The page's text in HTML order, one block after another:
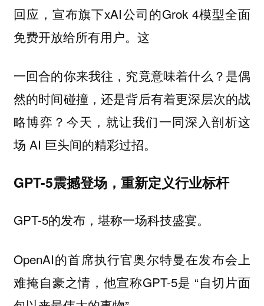
回应，宣布旗下xAI公司的Grok 4模型全面
免费开放给所有用户。这
一回合的你来我往，究竟意味着什么？是偶
然的时间碰撞，还是背后有着更深层次的战
略博弈？今天，就让我们一同深入剖析这
场 AI 巨头间的精彩过招。
GPT-5震撼登场，重新定义行业标杆
GPT-5的发布，堪称一场科技盛宴。
OpenAI的首席执行官奥尔特曼在发布会上
难掩自豪之情，他宣称GPT-5是 “自切片面